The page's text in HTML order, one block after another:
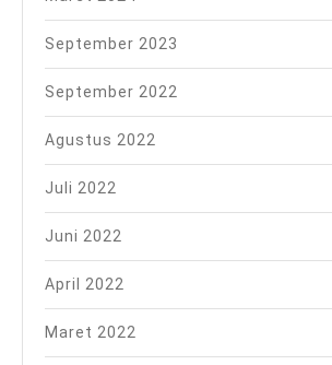
September 2023
September 2022
Agustus 2022
Juli 2022
Juni 2022
April 2022
Maret 2022